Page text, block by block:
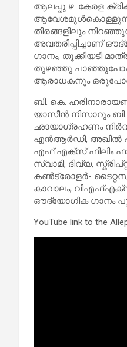
ആലപ്പു ഴ: കേരള
ആവേശമുൾകൊള്ളുന്ന
തീരങ്ങളിലും
അവതരിപ്പിച്ചാണ്
ഗാനം, തൂക്കിയടി
തുഴഞ്ഞു
ആരാധകനും
ബി. കെ.
യാസീൻ നിസാറും
ഛായാഗ്രഹണം
എൻആർഡി, അഖിൽ
എഫ് എക്സ് ഫിലിം
സ്വാമി, ദിവ്യ,
കൺട്രോളർ-
കാവാലം,
ഔദ്യോഗിക ഗാനം
YouTube link to the